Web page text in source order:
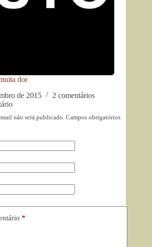
dor
de 2015
2 comentários
não será publicado. Campos obrigatórios
*